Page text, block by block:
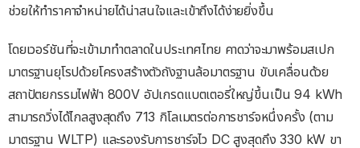
ช่วยให้ทำราคาจำหน่ายได้น่าสนใจและเข้าถึงได้ง่ายยิ่งขึ้น
โดยเวอร์ชันที่จะเข้ามาทำตลาดในประเทศไทย คาดว่าจะมาพร้อมสเปก
มาตรฐานยุโรปด้วยโครงสร้างตัวถังฐานล้อมาตรฐาน ขับเคลื่อนด้วย
สถาปัตยกรรมไฟฟ้า 800V อัปเกรดแบตเตอรี่ใหญ่ขึ้นเป็น 94 kWh
สามารถวิ่งได้ไกลสูงสุดถึง 713 กิโลเมตรต่อการชาร์จหนึ่งครั้ง (ตาม
มาตรฐาน WLTP) และรองรับการชาร์จไว DC สูงสุดถึง 330 kW ขา